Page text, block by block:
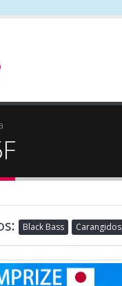
Black Bass